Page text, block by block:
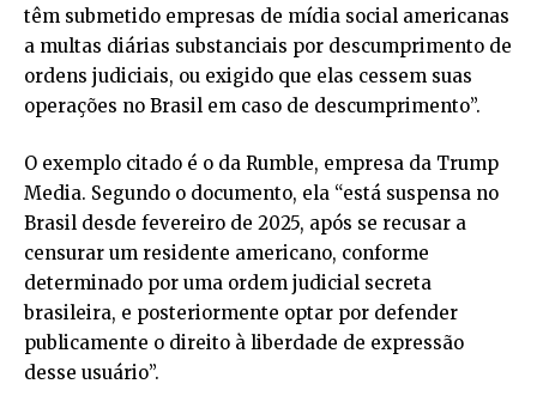
têm submetido empresas de mídia social americanas
a multas diárias substanciais por descumprimento de
ordens judiciais, ou exigido que elas cessem suas
operações no Brasil em caso de descumprimento”.
O exemplo citado é o da Rumble, empresa da Trump
Media. Segundo o documento, ela “está suspensa no
Brasil desde fevereiro de 2025, após se recusar a
censurar um residente americano, conforme
determinado por uma ordem judicial secreta
brasileira, e posteriormente optar por defender
publicamente o direito à liberdade de expressão
desse usuário”.